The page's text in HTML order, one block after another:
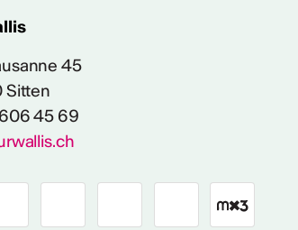
45
Sitten
45 69